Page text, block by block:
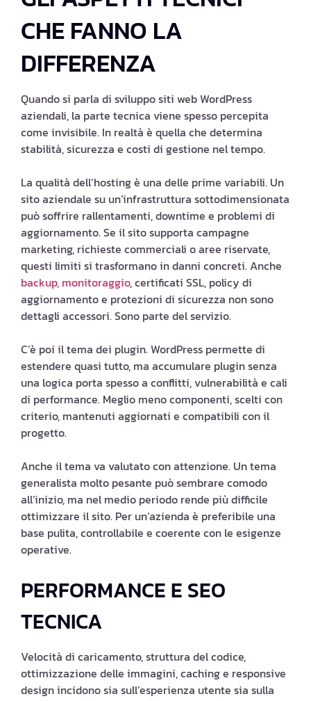
CHE FANNO LA
DIFFERENZA
Quando si parla di sviluppo siti web WordPress
aziendali, la parte tecnica viene spesso percepita
come invisibile. In realtà è quella che determina
stabilità, sicurezza e costi di gestione nel tempo.
La qualità dell’hosting è una delle prime variabili. Un
sito aziendale su un’infrastruttura sottodimensionata
può soffrire rallentamenti, downtime e problemi di
aggiornamento. Se il sito supporta campagne
marketing, richieste commerciali o aree riservate,
questi limiti si trasformano in danni concreti. Anche
backup, monitoraggio, certificati SSL, policy di
aggiornamento e protezioni di sicurezza non sono
dettagli accessori. Sono parte del servizio.
C’è poi il tema dei plugin. WordPress permette di
estendere quasi tutto, ma accumulare plugin senza
una logica porta spesso a conflitti, vulnerabilità e cali
di performance. Meglio meno componenti, scelti con
criterio, mantenuti aggiornati e compatibili con il
progetto.
Anche il tema va valutato con attenzione. Un tema
generalista molto pesante può sembrare comodo
all’inizio, ma nel medio periodo rende più difficile
ottimizzare il sito. Per un’azienda è preferibile una
base pulita, controllabile e coerente con le esigenze
operative.
PERFORMANCE E SEO
TECNICA
Velocità di caricamento, struttura del codice,
ottimizzazione delle immagini, caching e responsive
design incidono sia sull’esperienza utente sia sulla